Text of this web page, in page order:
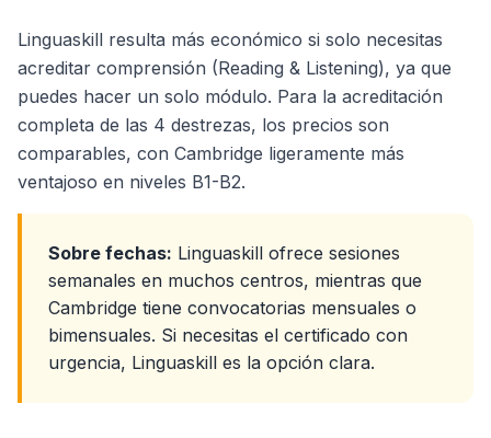
Linguaskill resulta más económico si solo necesitas
acreditar comprensión (Reading & Listening), ya que
puedes hacer un solo módulo. Para la acreditación
completa de las 4 destrezas, los precios son
comparables, con Cambridge ligeramente más
ventajoso en niveles B1-B2.
Sobre fechas: Linguaskill ofrece sesiones
semanales en muchos centros, mientras que
Cambridge tiene convocatorias mensuales o
bimensuales. Si necesitas el certificado con
urgencia, Linguaskill es la opción clara.